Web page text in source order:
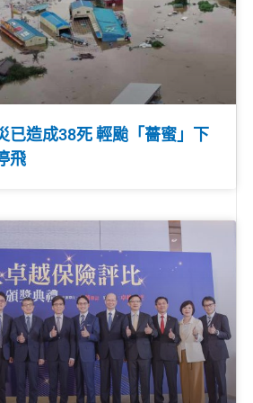
已造成38死 輕颱「薔蜜」下
飛